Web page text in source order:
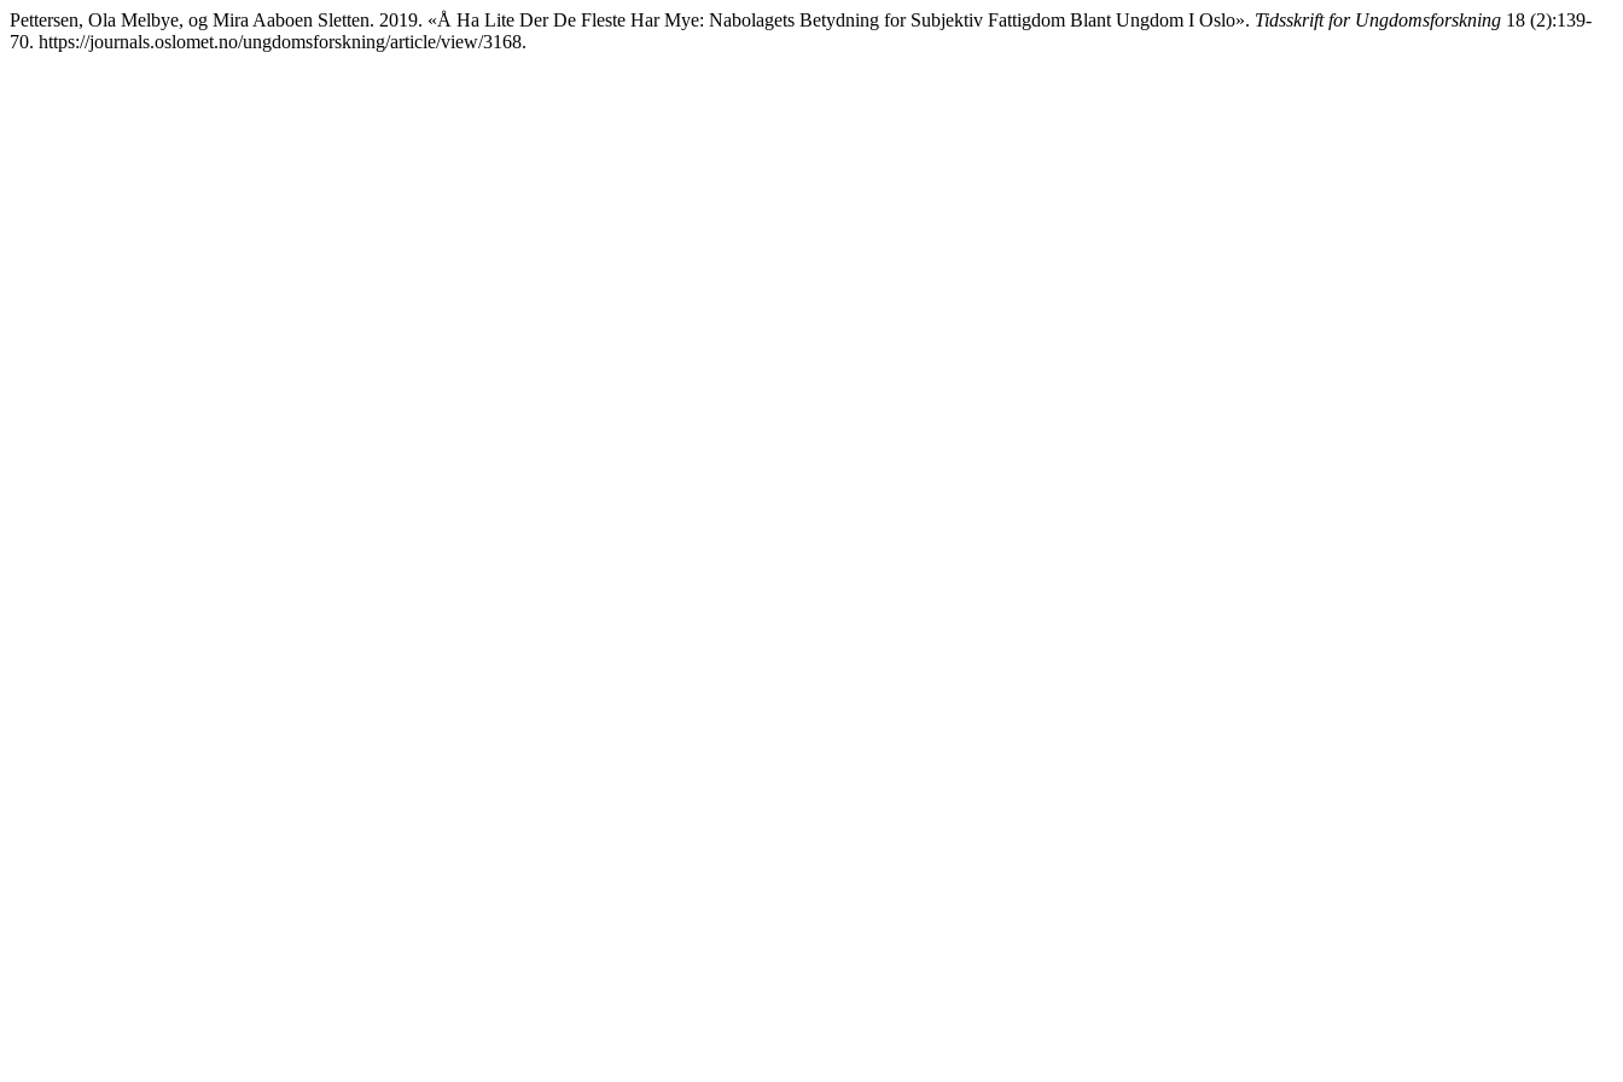
Pettersen, Ola Melbye, og Mira Aaboen Sletten. 2019. «Å Ha Lite Der De Fleste Har Mye: Nabolagets Betydning for Subjektiv Fattigdom Blant Ungdom I Oslo». Tidsskrift for Ungdomsforskning 18 (2):139-
70. https://journals.oslomet.no/ungdomsforskning/article/view/3168.